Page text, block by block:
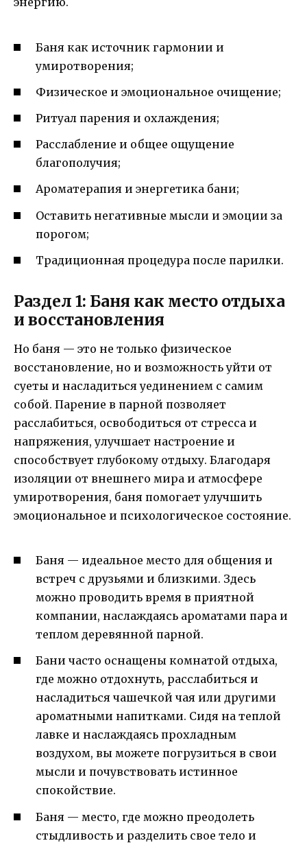
Баня как источник гармонии и
умиротворения;
Физическое и эмоциональное очищение;
Ритуал парения и охлаждения;
Расслабление и общее ощущение
благополучия;
Ароматерапия и энергетика бани;
Оставить негативные мысли и эмоции за
порогом;
Традиционная процедура после парилки.
Раздел 1: Баня как место отдыха
и восстановления
Но баня — это не только физическое
восстановление, но и возможность уйти от
суеты и насладиться уединением с самим
собой. Парение в парной позволяет
расслабиться, освободиться от стресса и
напряжения, улучшает настроение и
способствует глубокому отдыху. Благодаря
изоляции от внешнего мира и атмосфере
умиротворения, баня помогает улучшить
эмоциональное и психологическое состояние.
Баня — идеальное место для общения и
встреч с друзьями и близкими. Здесь
можно проводить время в приятной
компании, наслаждаясь ароматами пара и
теплом деревянной парной.
Бани часто оснащены комнатой отдыха,
где можно отдохнуть, расслабиться и
насладиться чашечкой чая или другими
ароматными напитками. Сидя на теплой
лавке и наслаждаясь прохладным
воздухом, вы можете погрузиться в свои
мысли и почувствовать истинное
спокойствие.
Баня — место, где можно преодолеть
стыдливость и разделить свое тело и